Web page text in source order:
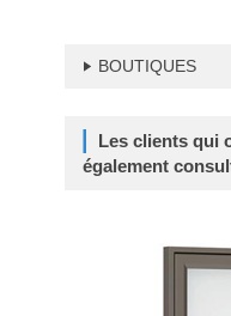
BOUTIQUES
Les clients qui
également